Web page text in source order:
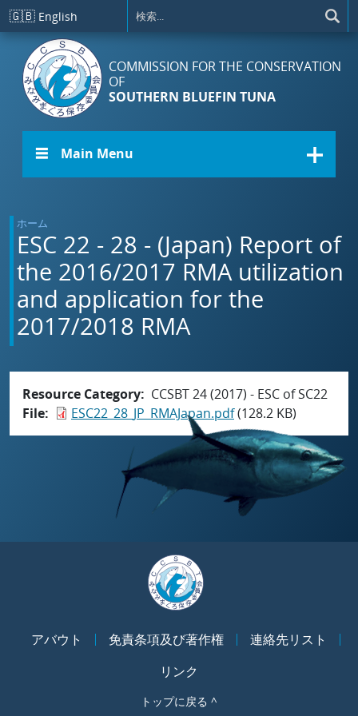
メインコンテンツに移動
🇬🇧 English
COMMISSION FOR THE CONSERVATION
OF
SOUTHERN BLUEFIN TUNA
☰ Main Menu
ホーム
ESC 22 - 28 - (Japan) Report of
the 2016/2017 RMA utilization
and application for the
2017/2018 RMA
Resource Category
CCSBT 24 (2017) - ESC of SC22
File
ESC22_28_JP_RMAJapan.pdf(128.2 KB)
アバウト 免責条項及び著作権
連絡先リスト
リンク
トップに戻る ^